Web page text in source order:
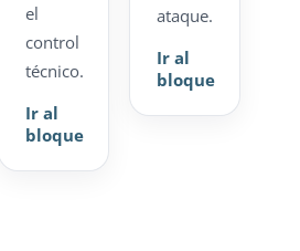
el
control
técnico.
Ir al
bloque
ataque.
Ir al
bloque